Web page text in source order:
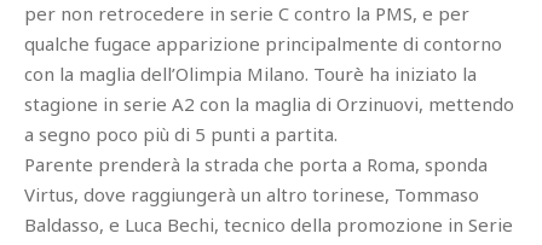
per non retrocedere in serie C contro la PMS, e per
qualche fugace apparizione principalmente di contorno
con la maglia dell’Olimpia Milano. Tourè ha iniziato la
stagione in serie A2 con la maglia di Orzinuovi, mettendo
a segno poco più di 5 punti a partita.
Parente prenderà la strada che porta a Roma, sponda
Virtus, dove raggiungerà un altro torinese, Tommaso
Baldasso, e Luca Bechi, tecnico della promozione in Serie